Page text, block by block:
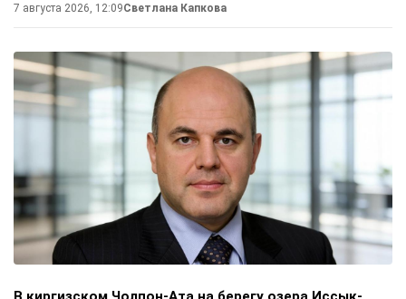
7 августа 2026, 12:09Светлана Капкова